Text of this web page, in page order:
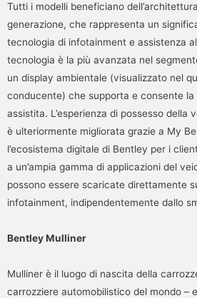
Tutti i modelli beneficiano
generazione, che rappresenta un
tecnologia di infotainment e assistenza
tecnologia è la più avanzata nel
un display ambientale (visualizzato nel
conducente) che supporta e consente
assistita. L’esperienza di possesso della
è ulteriormente migliorata grazie a My
l’ecosistema digitale di Bentley per i
a un’ampia gamma di applicazioni del
possono essere scaricate direttamente
infotainment, indipendentemente dallo
Bentley Mulliner
Mulliner è il luogo di nascita della
carrozziere automobilistico del mondo –